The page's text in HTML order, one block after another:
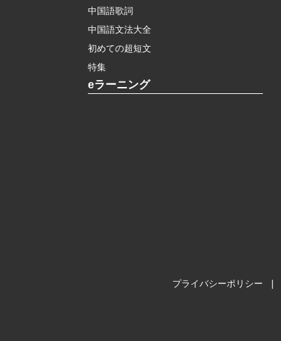
中国語歌詞
中国語文法大全
初めての超短文
特集
eラーニング
プライバシーポリシー